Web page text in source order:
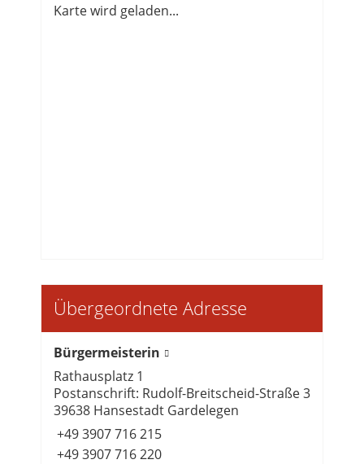
Karte wird geladen...
Übergeordnete Adresse
Bürgermeisterin
Rathausplatz 1
Postanschrift: Rudolf-Breitscheid-Straße 3
39638 Hansestadt Gardelegen
+49 3907 716 215
+49 3907 716 220